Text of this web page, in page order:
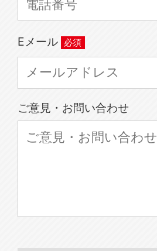
Eメール
ご意見・お問い合わせ